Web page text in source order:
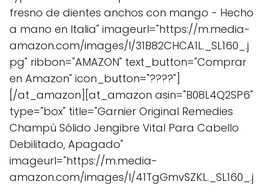
fresno de dientes anchos con mango - Hecho
a mano en Italia" imageurl="https://m.media-
amazon.com/images/I/31B82CHCA1L._SL160_.j
pg" ribbon="AMAZON" text_button="Comprar
en Amazon" icon_button="????"]
[/at_amazon][at_amazon asin="B08L4Q2SP6"
type="box" title="Garnier Original Remedies
Champú Sólido Jengibre Vital Para Cabello
Debilitado, Apagado"
imageurl="https://m.media-
amazon.com/images/I/41TgGmvSZKL._SL160_.j